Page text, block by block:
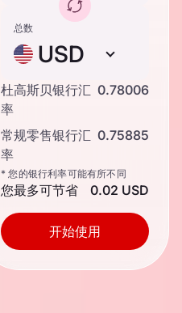
总数
USD
杜高斯贝银行汇
率
0.78006
常规零售银行汇
率
0.75885
* 您的银行利率可能有所不同
您最多可节省 0.02 USD
开始使用